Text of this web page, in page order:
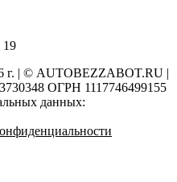
19
г. | © AUTOBEZZABOT.RU |
ОГРН 1117746499155
данных: